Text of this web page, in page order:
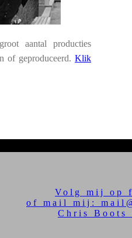
aantal producties
of geproduceerd. Klik
Volg mij op
of mail mij:
Chris Boots